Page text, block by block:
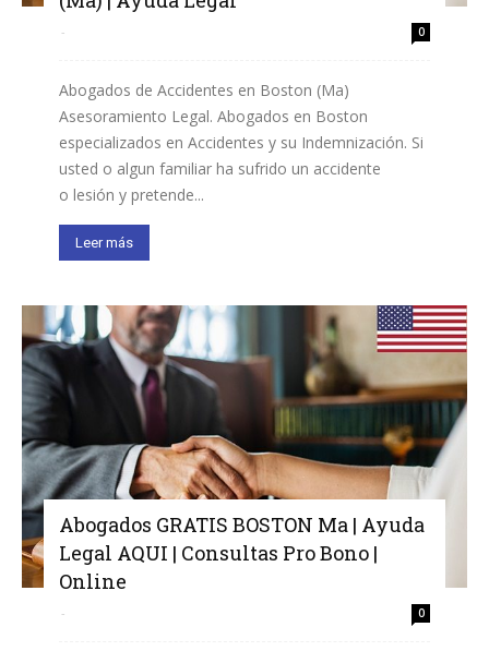
- 0
Abogados de Accidentes en Boston (Ma)
Asesoramiento Legal. Abogados en Boston
especializados en Accidentes y su Indemnización. Si
usted o algun familiar ha sufrido un accidente
o lesión y pretende...
Leer más
Abogados GRATIS BOSTON Ma | Ayuda
Legal AQUI | Consultas Pro Bono |
Online
- 0